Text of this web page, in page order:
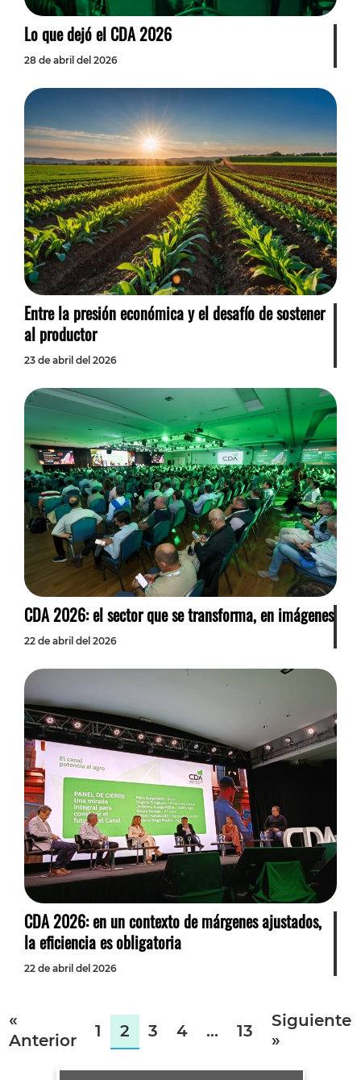
Lo que dejó el CDA 2026
28 de abril del 2026
Entre la presión económica y el desafío de sostener
al productor
23 de abril del 2026
CDA 2026: el sector que se transforma, en imágenes
22 de abril del 2026
CDA 2026: en un contexto de márgenes ajustados,
la eficiencia es obligatoria
22 de abril del 2026
«
Anterior
1 2 3 4 … 13
Siguiente
»